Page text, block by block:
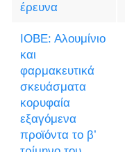
έρευνα
ΙΟΒΕ: Αλουμίνιο
και
φαρμακευτικά
σκευάσματα
κορυφαία
εξαγόμενα
προϊόντα το β’